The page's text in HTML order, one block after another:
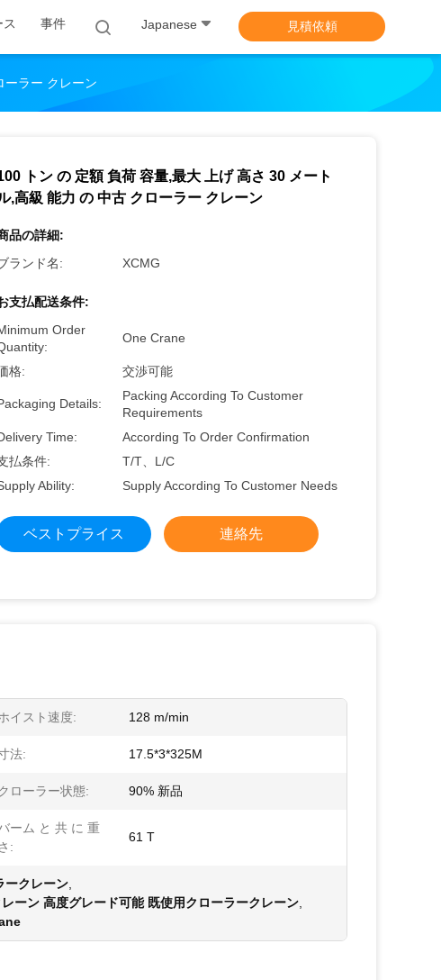
ス 事件 Japanese 見積依頼
ーラー クレーン
トン の 定額 負荷 容量,最大 上げ 高さ 30 メート
,高級 能力 の 中古 クローラー クレーン
品の詳細:
ランド名:
XCMG
支払配送条件:
Order
One Crane
格: 交渉可能
Details:
Packing According To Customer
Requirements
Time:
According To Order Confirmation
払条件:
T/T、L/C
Ability:
Supply According To Customer Needs
ベストプライス 連絡先
イスト速度: 128 m/min
法: 17.5*3*325M
クローラー状態: 90% 新品
ーム と 共 に 重
さ:
61 T
ークレーン
ーン 高度グレード可能 既使用クローラークレーン